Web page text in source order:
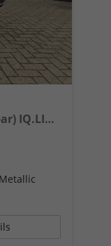
1.0 TSI 116PS DSG Life AHK (abnehmbar) IQ.LIGHT-LED-Matrix Sitzheizung Rückf.Kamera Klimaautomatik Abstandstempomat Apple CarPlay Android Auto